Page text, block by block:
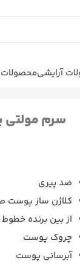
آرایشی
سرم مولتی
ضد پیری
کلاژن ساز پوست
از بین برنده
چروک پوست
آبرسانی پوست